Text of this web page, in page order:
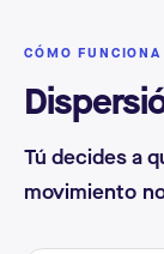
CÓMO FUNCIONA
Tú decides a
movimiento